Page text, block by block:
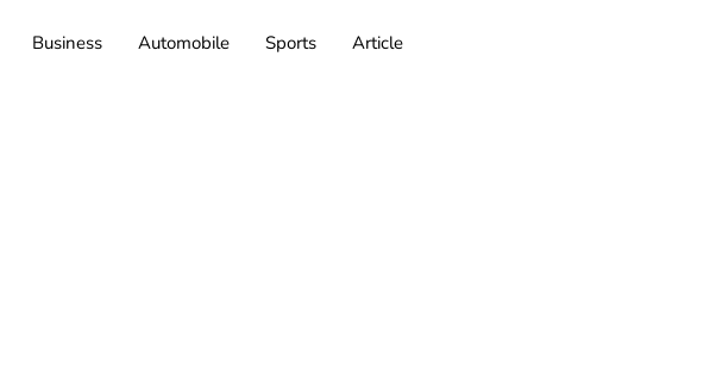
Business Automobile Sports Article